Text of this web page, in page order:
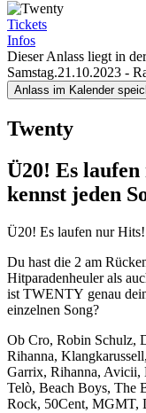
Tickets
Infos
Dieser Anlass liegt in
Samstag.21.10.2023 -
Anlass im Kalender
Twenty
Ü20! Es
kennst jeden
Ü20! Es laufen nur
Du hast die 2 am
Hitparadenheuler als
ist TWENTY genau
einzelnen Song?
Ob Cro, Robin Schulz,
Rihanna,
Garrix, Rihanna,
Telò, Beach Boys, The
Rock, 50Cent, MGMT,